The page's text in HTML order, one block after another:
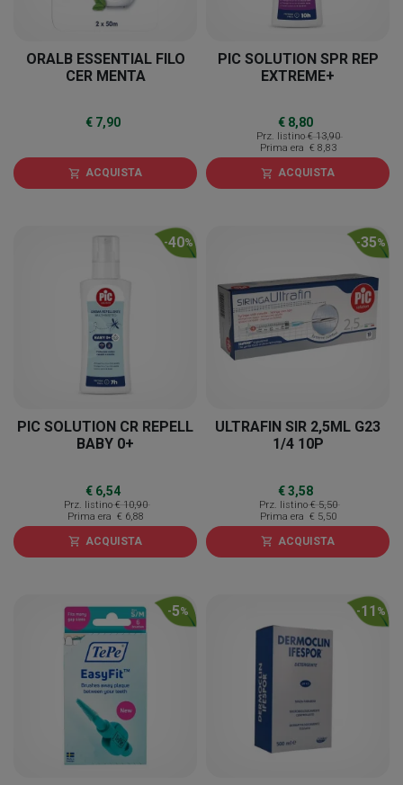
ORALB ESSENTIAL FILO
CER MENTA
€ 7,90
shopping_cart ACQUISTA
PIC SOLUTION SPR REP
EXTREME+
€ 8,80
Prz. listino € 13,90
Prima era € 8,83
shopping_cart ACQUISTA
-40%
PIC SOLUTION CR REPELL
BABY 0+
€ 6,54
Prz. listino € 10,90
Prima era € 6,88
shopping_cart ACQUISTA
-35%
ULTRAFIN SIR 2,5ML G23
1/4 10P
€ 3,58
Prz. listino € 5,50
Prima era € 5,50
shopping_cart ACQUISTA
-5% -11 %